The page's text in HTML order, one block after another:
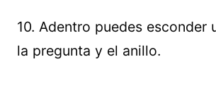
10. Adentro puedes esconder
la pregunta y el anillo.